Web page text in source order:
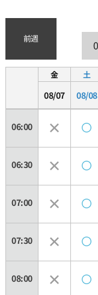
前週
金
08/07
土
08/08
06:00
06:30
07:00
07:30
08:00